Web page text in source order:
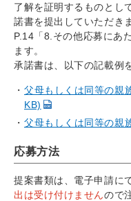
了解を証明するものとし
諾書を提出していただき
P.14「8.その他応募にあ
ます。
承諾書は、以下の記載例
父母もしくは同等の親
KB)
父母もしくは同等の親
応募方法
提案書類は、電子申請に
出は受け付けませんので